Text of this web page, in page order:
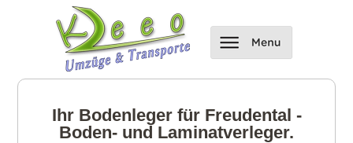
Ihr Bodenleger für Freudental -
Boden- und Laminatverleger.